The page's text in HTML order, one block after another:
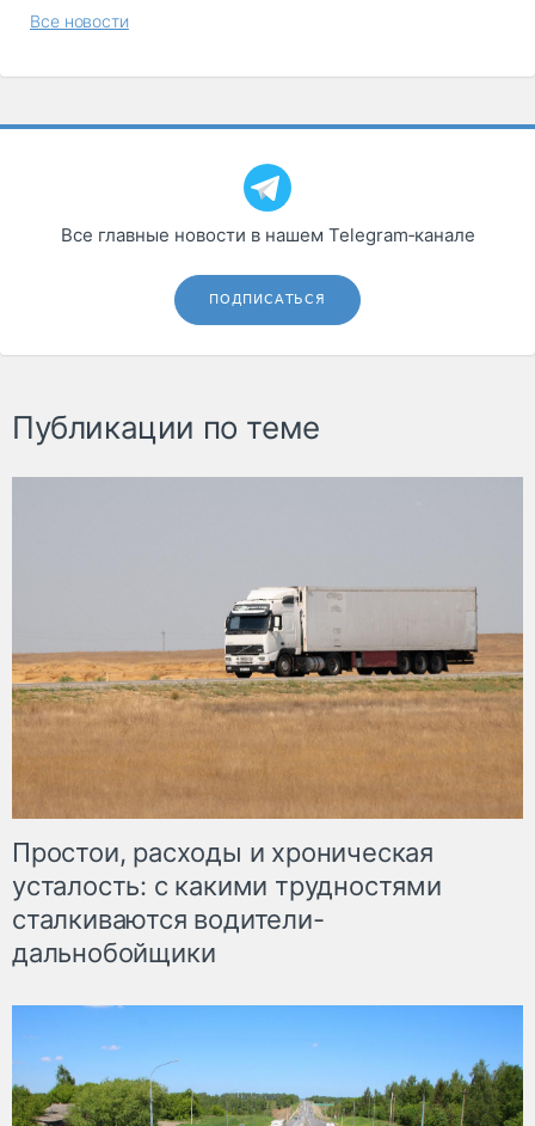
Все новости
Все главные новости в нашем Telegram‑канале
ПОДПИСАТЬСЯ
Публикации по теме
Простои, расходы и хроническая
усталость: с какими трудностями
сталкиваются водители-
дальнобойщики